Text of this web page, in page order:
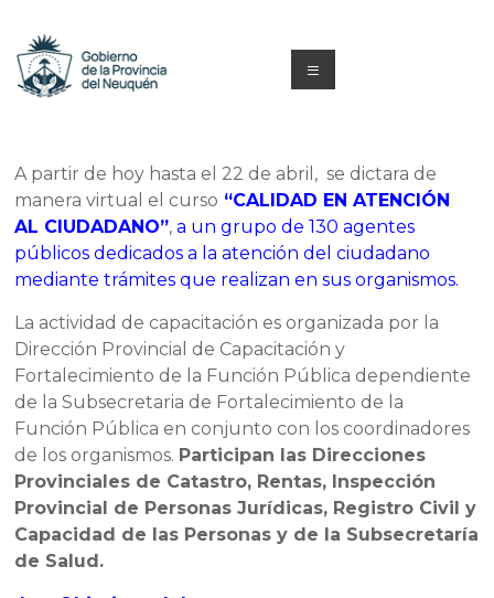
contenido
y
Formación
Neuquén
Menú
A partir de hoy hasta el 22 de abril, se dictara de
manera virtual el curso “CALIDAD EN ATENCIÓN
AL CIUDADANO”, a un grupo de 130 agentes
públicos dedicados a la atención del ciudadano
mediante trámites que realizan en sus organismos.
La actividad de capacitación es organizada por la
Dirección Provincial de Capacitación y
Fortalecimiento de la Función Pública dependiente
de la Subsecretaria de Fortalecimiento de la
Función Pública en conjunto con los coordinadores
de los organismos. Participan las Direcciones
Provinciales de Catastro, Rentas, Inspección
Provincial de Personas Jurídicas, Registro Civil y
Capacidad de las Personas y de la Subsecretaría
de Salud.